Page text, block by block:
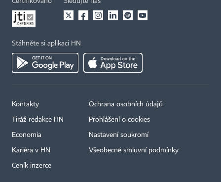
Stáhněte si aplikaci HN
Kontakty
Tiráž redakce HN
Economia
Kariéra v HN
Ceník inzerce
Ochrana osobních údajů
Prohlášení o cookies
Nastavení soukromí
Všeobecné smluvní podmínky